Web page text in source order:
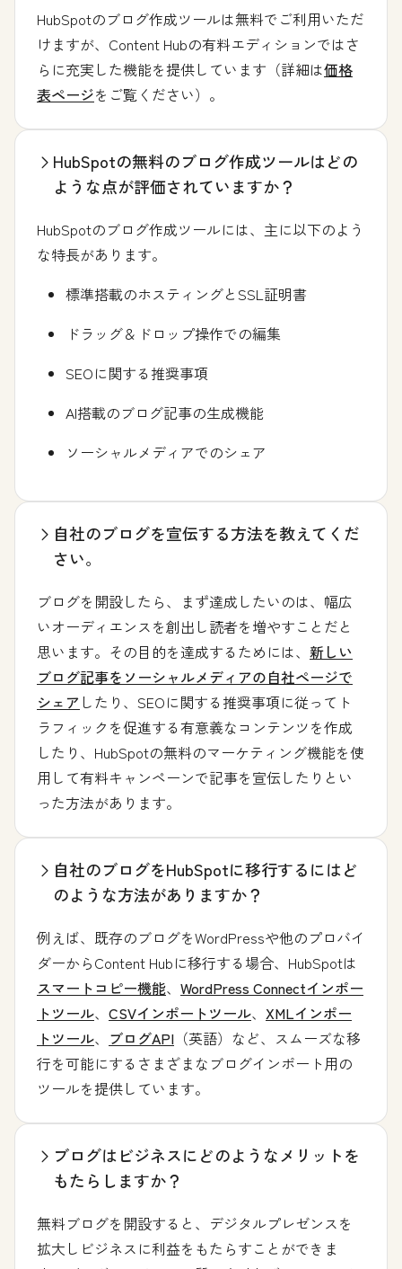
HubSpotのブログ作成ツールは無料でご利用いただ
けますが、Content Hubの有料エディションではさ
らに充実した機能を提供しています（詳細は価格
表ページをご覧ください）。
HubSpotの無料のブログ作成ツールはどの
ような点が評価されていますか？
HubSpotのブログ作成ツールには、主に以下のよう
な特長があります。
標準搭載のホスティングとSSL証明書
ドラッグ＆ドロップ操作での編集
SEOに関する推奨事項
AI搭載のブログ記事の生成機能
ソーシャルメディアでのシェア
自社のブログを宣伝する方法を教えてくだ
さい。
ブログを開設したら、まず達成したいのは、幅広
いオーディエンスを創出し読者を増やすことだと
思います。その目的を達成するためには、 新しい
ブログ記事をソーシャルメディアの自社ページで
シェア したり、SEOに関する推奨事項に従ってト
ラフィックを促進する有意義なコンテンツを作成
したり、HubSpotの無料のマーケティング機能を使
用して有料キャンペーンで記事を宣伝したりとい
った方法があります。
自社のブログをHubSpotに移行するにはど
のような方法がありますか？
例えば、既存のブログをWordPressや他のプロバイ
ダーからContent Hubに移行する場合、HubSpotは
スマートコピー機能、 WordPress Connectインポー
トツール、 CSVインポートツール、 XMLインポー
トツール、 ブログAPI （英語）など、スムーズな移
行を可能にするさまざまなブログインポート用の
ツールを提供しています。
ブログはビジネスにどのようなメリットを
もたらしますか？
無料ブログを開設すると、デジタルプレゼンスを
拡大しビジネスに利益をもたらすことができま